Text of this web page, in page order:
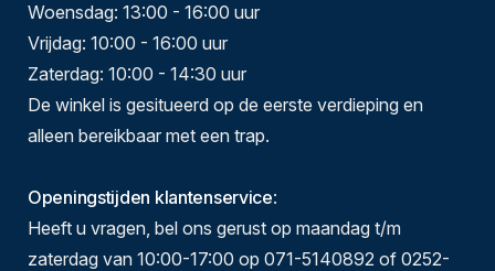
Woensdag: 13:00 - 16:00 uur
Vrijdag: 10:00 - 16:00 uur
Zaterdag: 10:00 - 14:30 uur
De winkel is gesitueerd op de eerste verdieping en
alleen bereikbaar met een trap.
Openingstijden klantenservice:
Heeft u vragen, bel ons gerust op maandag t/m
zaterdag van 10:00-17:00 op 071-5140892 of 0252-